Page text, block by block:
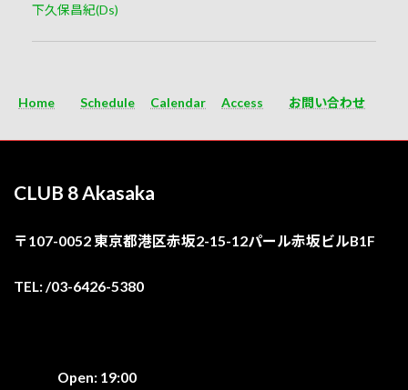
下久保昌紀(Ds)
Home Schedule Calendar Access お問い合わせ
CLUB 8 Akasaka
〒107-0052 東京都港区赤坂2-15-12パール赤坂ビルB1F
TEL: /03-6426-5380
Open: 19:00